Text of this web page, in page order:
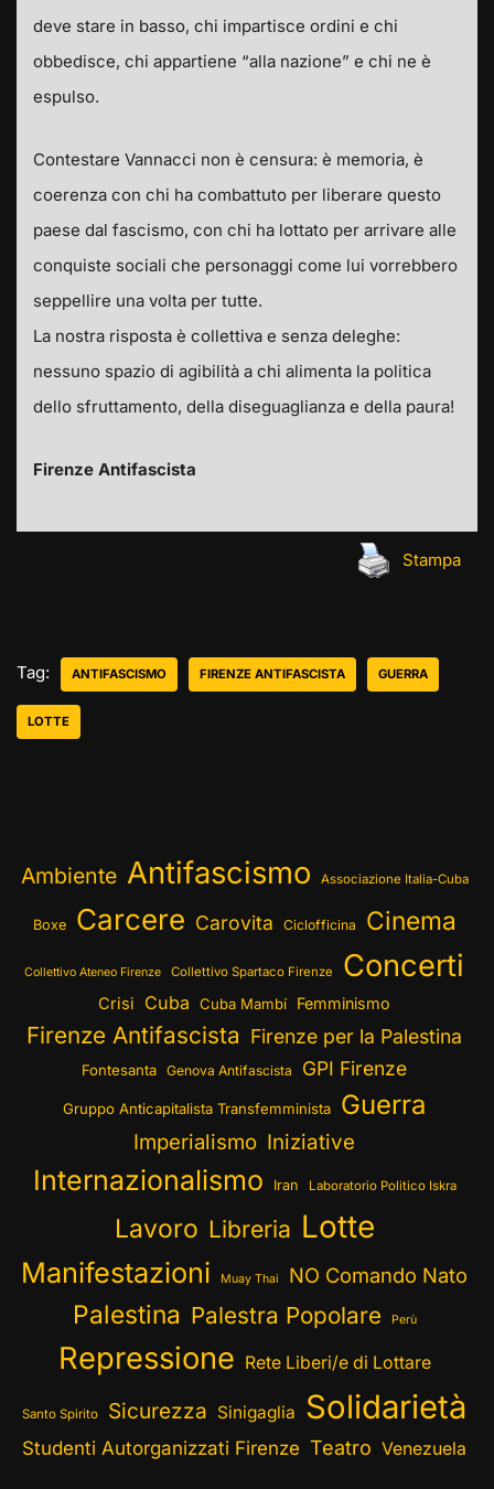
deve stare in basso, chi impartisce ordini e chi
obbedisce, chi appartiene “alla nazione” e chi ne è
espulso.
Contestare Vannacci non è censura: è memoria, è
coerenza con chi ha combattuto per liberare questo
paese dal fascismo, con chi ha lottato per arrivare alle
conquiste sociali che personaggi come lui vorrebbero
seppellire una volta per tutte.
La nostra risposta è collettiva e senza deleghe:
nessuno spazio di agibilità a chi alimenta la politica
dello sfruttamento, della diseguaglianza e della paura!
Firenze Antifascista
Stampa
Tag: ANTIFASCISMO FIRENZE ANTIFASCISTA GUERRA
LOTTE
Ambiente Antifascismo Associazione Italia-Cuba
Boxe Carcere Carovita Ciclofficina Cinema
Collettivo Ateneo Firenze Collettivo Spartaco Firenze Concerti
Crisi Cuba Cuba Mambí Femminismo
Firenze Antifascista Firenze per la Palestina
Fontesanta Genova Antifascista GPI Firenze
Gruppo Anticapitalista Transfemminista Guerra
Imperialismo Iniziative
Internazionalismo Iran Laboratorio Politico Iskra
Lavoro Libreria Lotte
Manifestazioni Muay Thai NO Comando Nato
Palestina Palestra Popolare Perù
Repressione Rete Liberi/e di Lottare
Santo Spirito Sicurezza Sinigaglia Solidarietà
Studenti Autorganizzati Firenze Teatro Venezuela